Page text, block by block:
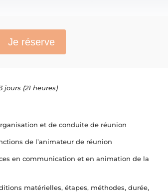
Je réserve
jours (21 heures)
et de conduite de réunion
de l’animateur de réunion
en communication et en animation de la
matérielles, étapes, méthodes, durée,